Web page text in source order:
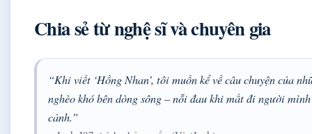
Chia sẻ từ nghệ sĩ và chuyên gia
“Khi viết ‘Hồng Nhan’, tôi muốn kể về câu chuyện của
nghèo khó bên dòng sông – nỗi đau khi mất đi người
cảnh.”